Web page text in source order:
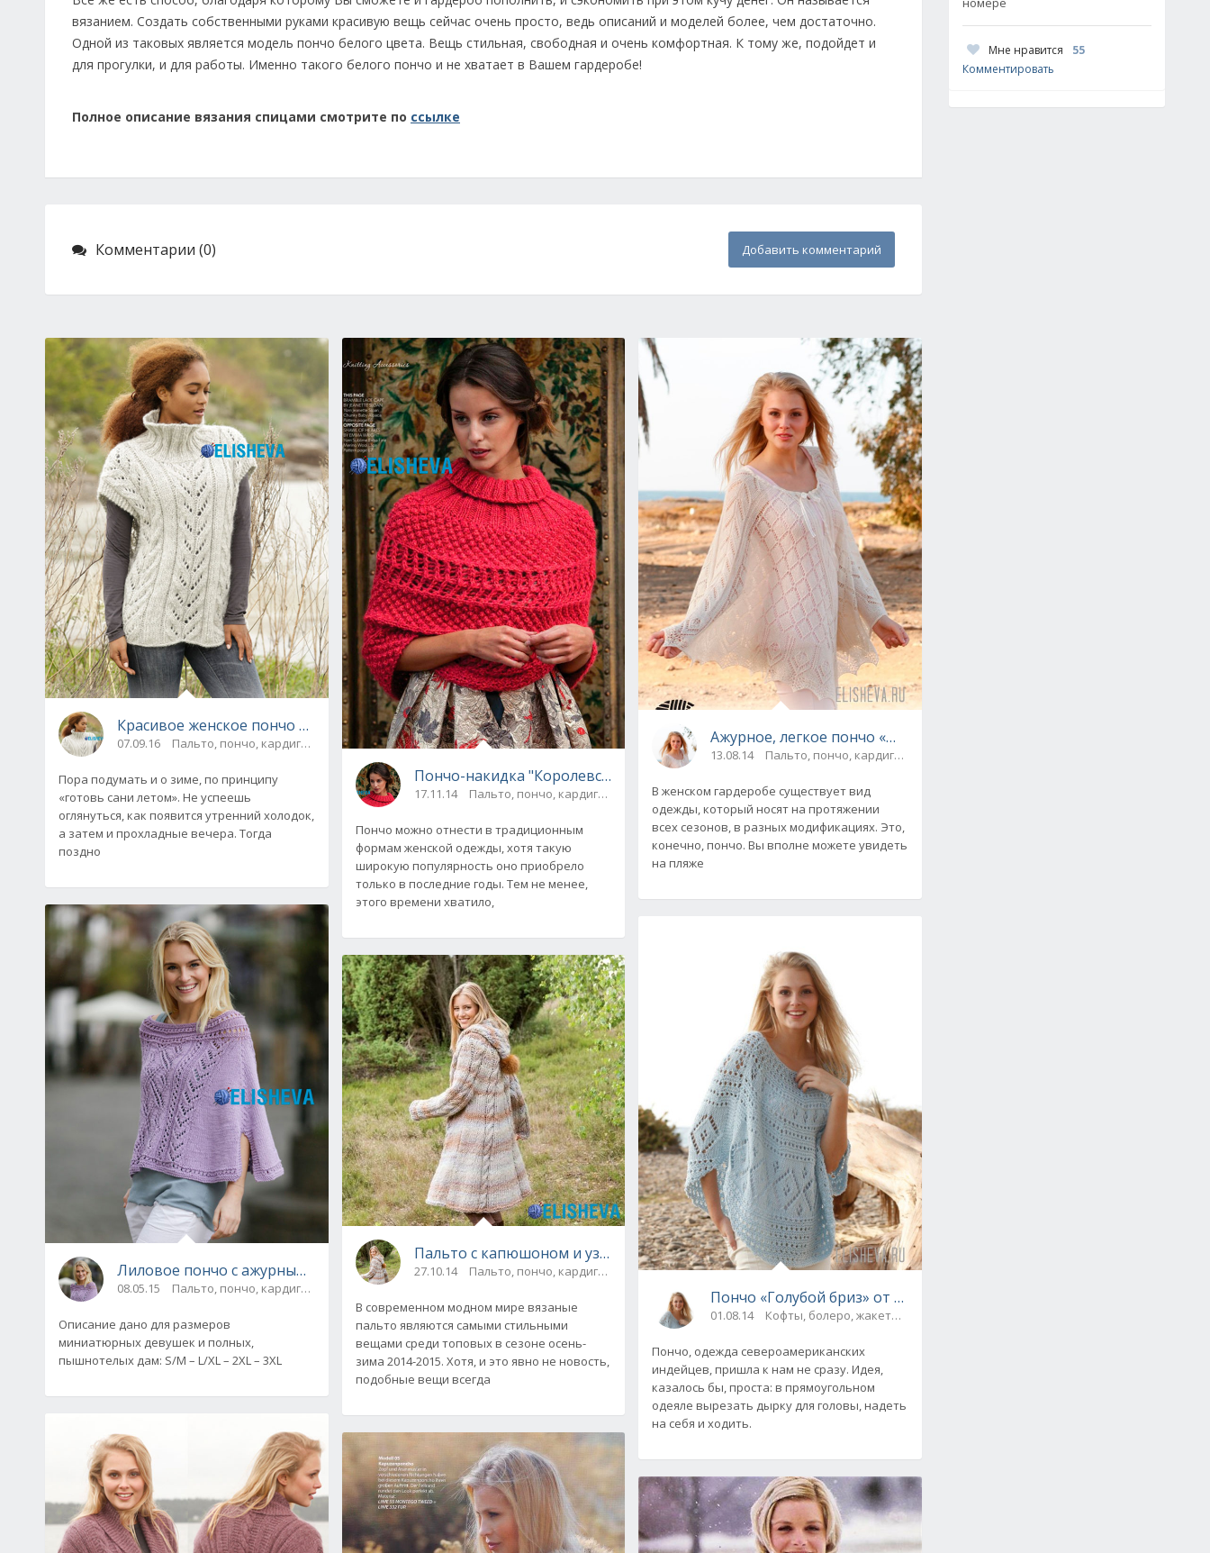
вязанием. Создать собственными руками красивую вещь сейчас очень просто, ведь описаний и моделей более, чем достаточно.
Одной из таковых является модель пончо белого цвета. Вещь стильная, свободная и очень комфортная. К тому же, подойдет и
для прогулки, и для работы. Именно такого белого пончо и не хватает в Вашем гардеробе!
Полное описание вязания спицами смотрите по ссылке
Комментарии (0) Добавить комментарий
Красивое женское пончо от Drops Design вязаное спицами
07.09.16 Пальто, пончо, кардиганы
Пора подумать и о зиме, по принципу
«готовь сани летом». Не успеешь
оглянуться, как появится утренний холодок,
а затем и прохладные вечера. Тогда
поздно
Лиловое пончо с ажурным узором от Drops Design, вязаный спицами
08.05.15 Пальто, пончо, кардиганы
Описание дано для размеров
миниатюрных девушек и полных,
пышнотелых дам: S/M – L/XL – 2XL – 3XL
Пончо-накидка "Королевская грация", вязаное спицами
17.11.14 Пальто, пончо, кардиганы
Пончо можно отнести в традиционным
формам женской одежды, хотя такую
широкую популярность оно приобрело
только в последние годы. Тем не менее,
этого времени хватило,
Пальто с капюшоном и узором из кос "Cappuccino", вязаное спицами
27.10.14 Пальто, пончо, кардиганы
В современном модном мире вязаные
пальто являются самыми стильными
вещами среди топовых в сезоне осень-
зима 2014-2015. Хотя, и это явно не новость,
подобные вещи всегда
Ажурное, легкое пончо «Медовый месяц» от Drops Design, вязаный
13.08.14 Пальто, пончо, кардиганы
В женском гардеробе существует вид
одежды, который носят на протяжении
всех сезонов, в разных модификациях. Это,
конечно, пончо. Вы вполне можете увидеть
на пляже
Пончо «Голубой бриз» от Drops Design, вязаный спицами
01.08.14 Кофты, болеро, жакеты, жилеты, пуловеры и свитера / Пальто, пончо,
Пончо, одежда североамериканских
индейцев, пришла к нам не сразу. Идея,
казалось бы, проста: в прямоугольном
одеяле вырезать дырку для головы, надеть
на себя и ходить.
Мне нравится
55
Комментировать